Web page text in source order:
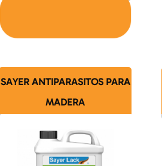
SAYER ANTIPARASITOS PARA
MADERA